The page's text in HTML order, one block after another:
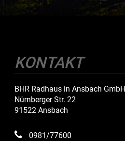
KONTAKT
BHR Radhaus in Ansbach GmbH
Nürnberger Str. 22
91522 Ansbach
0981/77600